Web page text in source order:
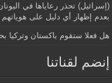
(إسرائيل) تحذر رعاياها في
بعدم إظهار أي دليل على هوياتهم
هل فعلا ستقوم باكستان وتركيا
إنضم لقناتنا